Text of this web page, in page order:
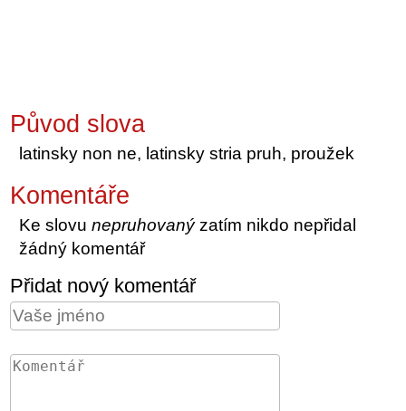
Původ slova
latinsky non ne, latinsky stria pruh, proužek
Komentáře
Ke slovunepruhovanýzatím nikdo nepřidal
žádný komentář
Přidat nový komentář